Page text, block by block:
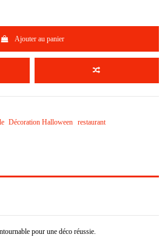
Ajouter au panier
Décoration Halloween restaurant
pour une déco réussie.